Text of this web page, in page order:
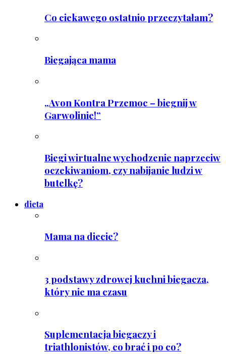
Co ciekawego ostatnio przeczytałam?
Biegająca mama
„Avon Kontra Przemoc – biegnij w
Garwolinie!”
Biegi wirtualne wychodzenie naprzeciw
oczekiwaniom, czy nabijanie ludzi w
butelkę?
dieta
Mama na diecie?
3 podstawy zdrowej kuchni biegacza,
który nie ma czasu
Suplementacja biegaczy i
triathlonistów, co brać i po co?